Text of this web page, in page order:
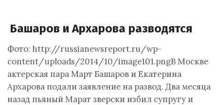
Башаров и Архарова разводятся
Фото: http://russianewsreport.ru/wp-
content/uploads/2014/10/image101.pngВ Москве
актерская пара Март Башаров и Екатерина
Архарова подали заявление на развод. Два месяца
назад пьяный Марат зверски избил супругу и